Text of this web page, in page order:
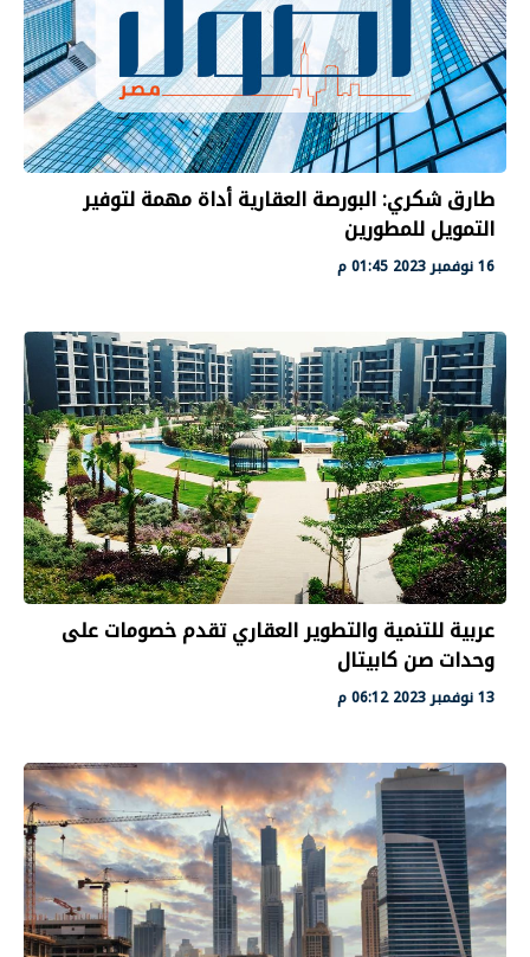
طارق شكري: البورصة العقارية أداة مهمة لتوفير
التمويل للمطورين
16 نوفمبر 2023 01:45 م
عربية للتنمية والتطوير العقاري تقدم خصومات على
وحدات صن كابيتال
13 نوفمبر 2023 06:12 م